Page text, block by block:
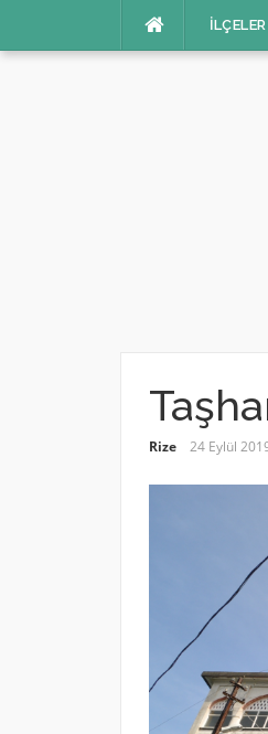
İLÇELER
Rize 24 Eylül